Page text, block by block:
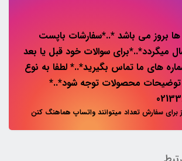
بروز می باشد *..*سفارشات باپست
میگردد*..*برای سوالات خود قبل یا بعد
های ما تماس بگیرید*..* لطفا به نوع
توضیحات محصولات توجه شود*..*
برای سفارش تعداد میتوانند واتساپ هماهنگ کنن